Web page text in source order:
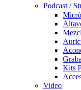
Podcast /
Kits
Video